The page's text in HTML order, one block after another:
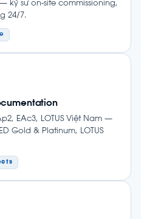
kỹ sư on-site commissioning,
24/7.
EAc3, LOTUS Việt Nam —
Gold & Platinum, LOTUS